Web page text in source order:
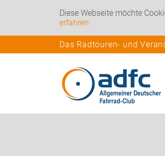
Diese Webseite möchte
erfahren
Das Radtouren- und